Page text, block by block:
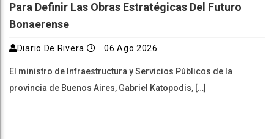
Para Definir Las Obras Estratégicas Del Futuro
Bonaerense
Diario De Rivera 06 Ago 2026
El ministro de Infraestructura y Servicios Públicos de la
provincia de Buenos Aires, Gabriel Katopodis, […]